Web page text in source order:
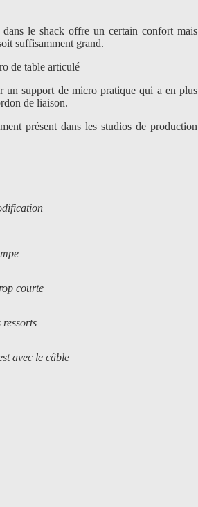
le shack offre un certain confort mais
suffisamment grand.
de table articulé
un support de micro pratique qui a en plus
de liaison.
présent dans les studios de production
courte
avec le câble